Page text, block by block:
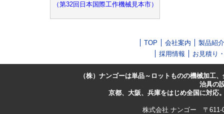
（第32回日本国際工作機械見本市）
TOP 会社案内
製品紹介
採用情報
お見積り
（株）ナンゴーは単品～ロットものの機械加工
治具の
京都、大阪、兵庫をはじめ全国に対応
株式会社 ナンゴー 〒611-